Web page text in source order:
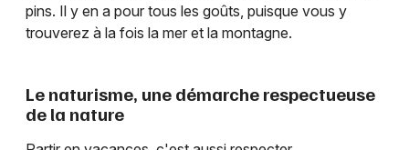
pins. Il y en a pour tous les goûts, puisque vous y
trouverez à la fois la mer et la montagne.
Le naturisme, une démarche respectueuse
de la nature